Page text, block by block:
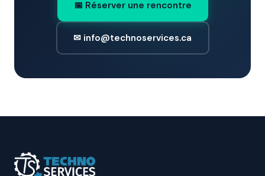
📅 Réserver une rencontre
✉ info@technoservices.ca